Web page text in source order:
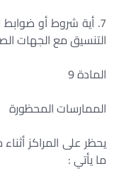
7. أية شروط أو ضوابط
التنسيق مع الجهات
المادة 9
الممارسات المحظورة
يحظر على المراكز
ما يأتي :